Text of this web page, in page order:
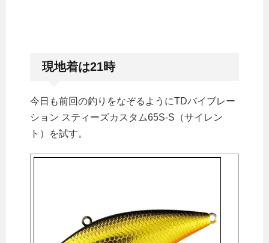
現地着は21時
今日も前回の釣りをなぞるようにTDバイブレー
ション スティーズカスタム65S-S（サイレン
ト）を試す。